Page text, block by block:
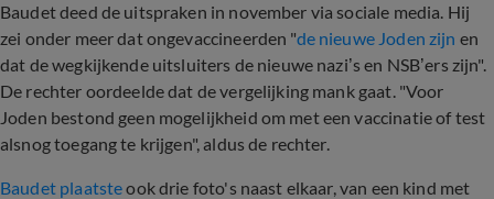
Baudet deed de uitspraken in november via sociale media. Hij
zei onder meer dat ongevaccineerden "de nieuwe Joden zijn en
dat de wegkijkende uitsluiters de nieuwe nazi’s en NSB’ers zijn".
De rechter oordeelde dat de vergelijking mank gaat. "Voor
Joden bestond geen mogelijkheid om met een vaccinatie of test
alsnog toegang te krijgen", aldus de rechter.
Baudet plaatsteook drie foto's naast elkaar, van een kind met